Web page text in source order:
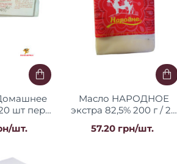
шт перг
шт.
Масло НАРОДНОЕ
экстра 82,5% 200 г / 20
шт Регал
57.20 грн/шт.